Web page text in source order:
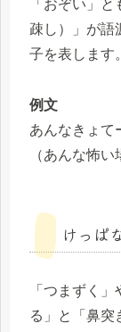
「おぞい」
疎し）」が語
子を表します。
例文
あんなきょて
（あんな怖
けっぱ
「つまずく
る」と「鼻突